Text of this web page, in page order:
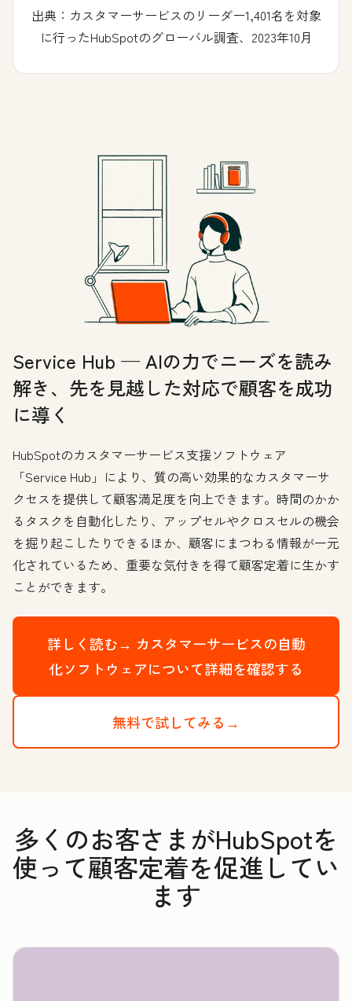
出典：カスタマーサービスのリーダー1,401名を対象
に行ったHubSpotのグローバル調査、2023年10月
Service Hub — AIの力でニーズを読み
解き、先を見越した対応で顧客を成功
に導く
HubSpotのカスタマーサービス支援ソフトウェア
「Service Hub」により、質の高い効果的なカスタマーサ
クセスを提供して顧客満足度を向上できます。時間のかか
るタスクを自動化したり、アップセルやクロスセルの機会
を掘り起こしたりできるほか、顧客にまつわる情報が一元
化されているため、重要な気付きを得て顧客定着に生かす
ことができます。
詳しく読む→ カスタマーサービスの自動
化ソフトウェアについて詳細を確認する
無料で試してみる→
多くのお客さまがHubSpotを
使って顧客定着を促進してい
ます